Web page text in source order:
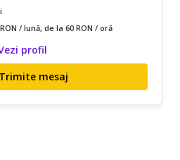
/ lună, de la 60 RON / oră
profil
Trimite mesaj